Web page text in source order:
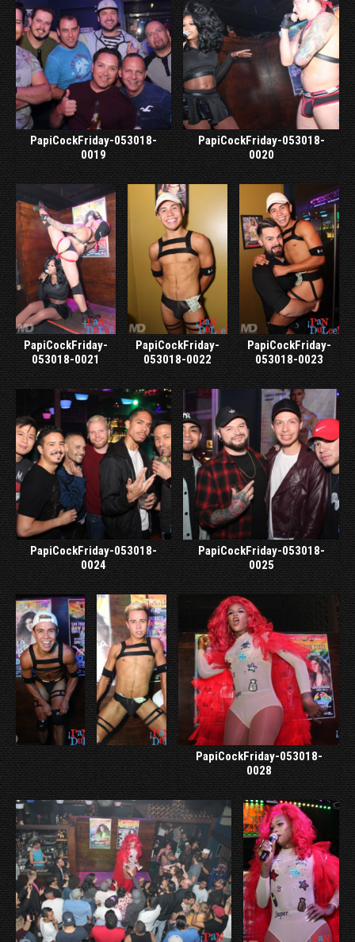
PapiCockFriday-053018-
0019
PapiCockFriday-053018-
0020
PapiCockFriday-
053018-0021
PapiCockFriday-
053018-0022
PapiCockFriday-
053018-0023
PapiCockFriday-053018-
0024
PapiCockFriday-053018-
0025
PapiCockFriday-053018-
0028